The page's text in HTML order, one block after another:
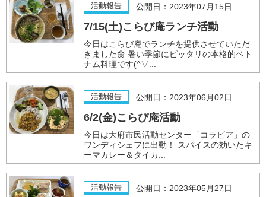
活動報告 公開日：2023年07月15日
7/15(土)こらび庵ランチ活動
今日はこらび庵でランチを提供させていただ
きました🌼 暑い季節にピッタリの本格的ベト
ナム料理です(^▽...
活動報告 公開日：2023年06月02日
6/2(金)こらび庵活動
今日は大府市民活動センター「コラビア」の
ワンディシェフに出動！ スパイスの効いたキ
ーマカレー＆タイカ...
活動報告 公開日：2023年05月27日